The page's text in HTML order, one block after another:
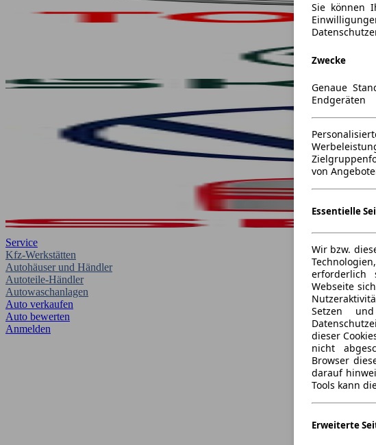
Service
Kfz-Werkstätten
Autohäuser und Händler
Autoteile-Händler
Autowaschanlagen
Auto verkaufen
Auto bewerten
Anmelden
Sie können
Zwecke
Genaue
Endgeräten
von
Essentielle
Wir bzw.
erforderlich
Webseite
Setzen
dieser
nicht
Browser
darauf
Tools kann
Erweiterte